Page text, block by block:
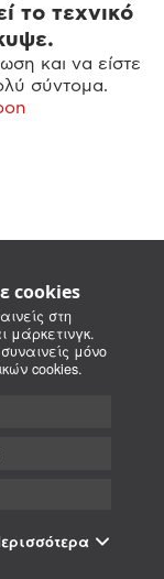
cookies
στη
μάρκετινγκ.
μόνο
cookies.
το τεχνικό
και να είστε
σύντομα.